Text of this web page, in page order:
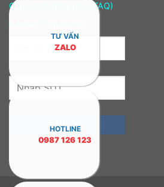
Câu hỏi thường gặp (FAQ)
TƯ VẤN
ZALO
HOTLINE
0987 126 123